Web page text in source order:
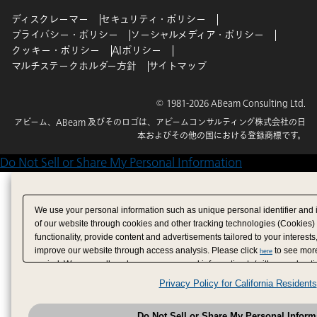
ディスクレーマー
セキュリティ・ポリシー
プライバシー・ポリシー
ソーシャルメディア・ポリシー
クッキー・ポリシー
AIポリシー
マルチステークホルダー方針
サイトマップ
© 1981-2026 ABeam Consulting Ltd.
アビーム、ABeam 及びそのロゴは、アビームコンサルティング株式会社の日
本およびその他の国における登録商標です。
Do Not Sell or Share My Personal Information
We use your personal information such as unique personal identifier
of our website through cookies and other tracking technologies
functionality, provide content and advertisements tailored to your
improve our website through access analysis. Please click here to see
period. We may sell or share your personal information to/with our
analytics service partners. These partners may combine the data shared
have provided to them or that they have collected from your use of their
analyze and optimize advertisements delivered to you by businesses
Privacy Policy for California Residents